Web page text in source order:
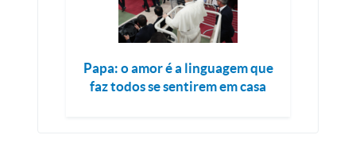
Papa: o amor é a linguagem que
faz todos se sentirem em casa